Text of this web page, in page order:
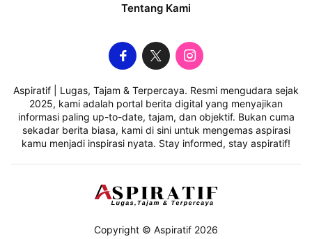
Tentang Kami
Aspiratif | Lugas, Tajam & Terpercaya. Resmi mengudara sejak
2025, kami adalah portal berita digital yang menyajikan
informasi paling up-to-date, tajam, dan objektif. Bukan cuma
sekadar berita biasa, kami di sini untuk mengemas aspirasi
kamu menjadi inspirasi nyata. Stay informed, stay aspiratif!
Copyright © Aspiratif 2026